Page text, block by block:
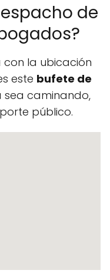
de
con la ubicación
este bufete de
sea caminando,
público.